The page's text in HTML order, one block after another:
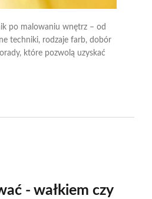
po malowaniu wnętrz – od
techniki, rodzaje farb, dobór
które pozwolą uzyskać
- wałkiem czy